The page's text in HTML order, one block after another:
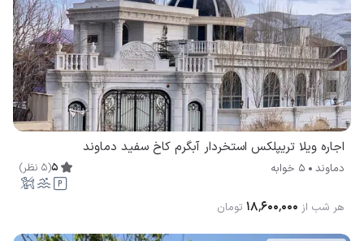
اجاره ویلا تریپلکس استخردار آبگرم كاخ سفيد دماوند
دماوند 5 خوابه 5
(
5 نظر)
هر شب از ۱۸٬۶۰۰٬۰۰۰ تومان